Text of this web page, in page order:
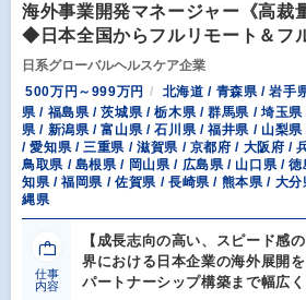
海外事業開発マネージャー《高裁
◆日本全国からフルリモート＆フ
日系グローバルヘルスケア企業
500万円～999万円
北海道 / 青森県 / 岩手
県 / 福島県 / 茨城県 / 栃木県 / 群馬県 / 埼玉県
県 / 新潟県 / 富山県 / 石川県 / 福井県 / 山梨
/ 愛知県 / 三重県 / 滋賀県 / 京都府 / 大阪府 /
鳥取県 / 島根県 / 岡山県 / 広島県 / 山口県 /
知県 / 福岡県 / 佐賀県 / 長崎県 / 熊本県 / 大
縄県
仕事
内容
【成長志向の高い、スピード感
界における日本企業の海外展開
パートナーシップ構築まで幅広